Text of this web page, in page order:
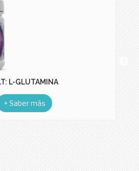
L-GLUTAMINA
+ Saber más